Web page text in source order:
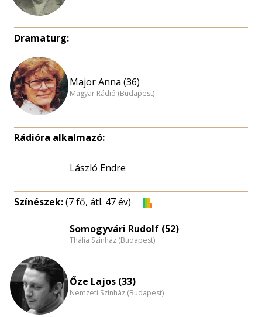
Dramaturg:
Major Anna (36)
Magyar Rádió (Budapest)
Rádióra alkalmazó:
László Endre
Színészek:(7 fő, átl. 47 év)
eloszlás
nagyítása
Somogyvári Rudolf (52)
Thália Színház (Budapest)
Őze Lajos (33)
Nemzeti Színház (Budapest)